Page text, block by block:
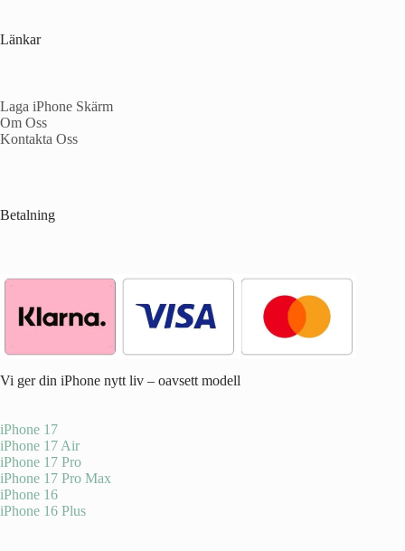
Länkar
Laga iPhone Skärm
Om Oss
Kontakta Oss
Betalning
Vi ger din iPhone nytt liv – oavsett modell
iPhone 17
iPhone 17 Air
iPhone 17 Pro
iPhone 17 Pro Max
iPhone 16
iPhone 16 Plus